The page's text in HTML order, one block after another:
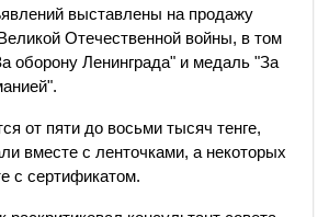
выставлены на продажу
Отечественной войны, в том
оборону Ленинграда" и медаль "За
от пяти до восьми тысяч тенге,
вместе с ленточками, а некоторых
с сертификатом.